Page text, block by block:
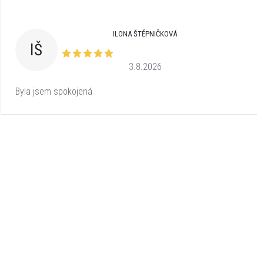
IŠ
ILONA ŠTĚPNIČKOVÁ
3.8.2026
Byla jsem spokojená